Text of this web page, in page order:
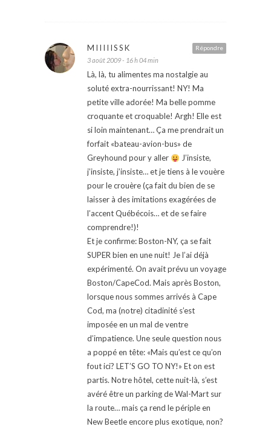
Répondre
MIIIIISSK
3 août 2009 - 16 h 04 min
Là, là, tu alimentes ma nostalgie au
soluté extra-nourrissant! NY! Ma
petite ville adorée! Ma belle pomme
croquante et croquable! Argh! Elle est
si loin maintenant… Ça me prendrait un
forfait «bateau-avion-bus» de
Greyhound pour y aller
J’insiste,
j’insiste, j’insiste… et je tiens à le vouère
pour le crouère (ça fait du bien de se
laisser à des imitations exagérées de
l’accent Québécois… et de se faire
comprendre!)!
Et je confirme: Boston-NY, ça se fait
SUPER bien en une nuit! Je l’ai déjà
expérimenté. On avait prévu un voyage
Boston/CapeCod. Mais après Boston,
lorsque nous sommes arrivés à Cape
Cod, ma (notre) citadinité s’est
imposée en un mal de ventre
d’impatience. Une seule question nous
a poppé en tête: «Mais qu’est ce qu’on
fout ici? LET’S GO TO NY!» Et on est
partis. Notre hôtel, cette nuit-là, s’est
avéré être un parking de Wal-Mart sur
la route… mais ça rend le périple en
New Beetle encore plus exotique, non?